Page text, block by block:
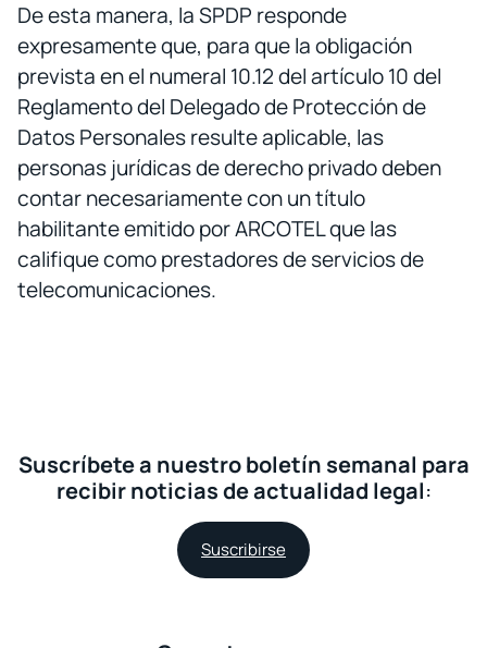
De esta manera, la SPDP responde
expresamente que, para que la obligación
prevista en el numeral 10.12 del artículo 10 del
Reglamento del Delegado de Protección de
Datos Personales resulte aplicable, las
personas jurídicas de derecho privado deben
contar necesariamente con un título
habilitante emitido por ARCOTEL que las
califique como prestadores de servicios de
telecomunicaciones.
Suscríbete a nuestro boletín semanal para
recibir noticias de actualidad legal:
Suscribirse